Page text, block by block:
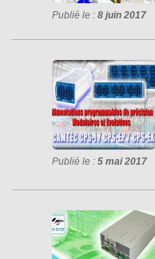
Publié le : 8 juin 2017
Publié le : 5 mai 2017